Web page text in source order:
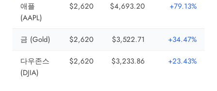
애플
(AAPL)
$2,620 $4,693.20 +79.13%
금 (Gold) $2,620 $3,522.71 +34.47%
다우존스
(DJIA)
$2,620 $3,233.86 +23.43%